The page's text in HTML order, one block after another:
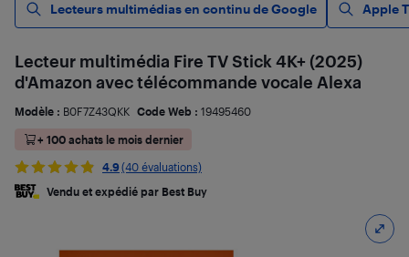
Lecteurs multimédias en continu de Google Apple
Lecteur multimédia Fire TV Stick 4K+ (2025)
d'Amazon avec télécommande vocale Alexa
Modèle : B0F7Z43QKK Code Web : 19495460
+ 100 achats le mois dernier
4.9 (40 évaluations)
Vendu et expédié par Best Buy